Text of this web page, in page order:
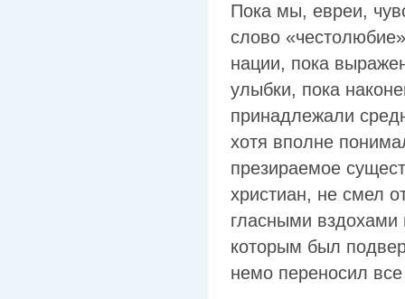
Пока мы, евреи,
слово
нации, пока
улыбки, пока
принадлежали
хотя вполне
презираемое
христиан, не смел
гласными вздохами
которым был
немо переносил